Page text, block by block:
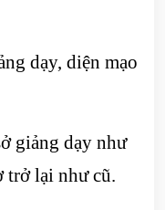
dạy, diện mạo
giảng dạy như
trở lại như cũ.